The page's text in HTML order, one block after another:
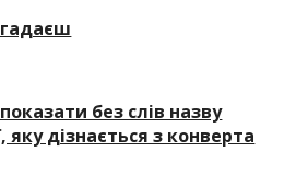
без слів назву
яку дізнається з конверта